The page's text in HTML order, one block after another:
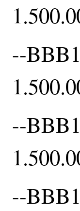
--
--
--